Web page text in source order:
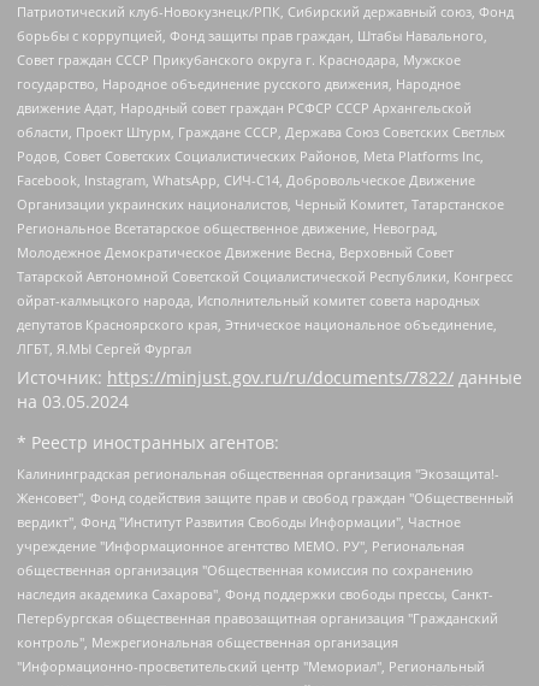
Патриотический клуб-Новокузнецк/РПК, Сибирский державный союз, Фонд
борьбы с коррупцией, Фонд защиты прав граждан, Штабы Навального,
Совет граждан СССР Прикубанского округа г. Краснодара, Мужское
государство, Народное объединение русского движения, Народное
движение Адат, Народный совет граждан РСФСР СССР Архангельской
области, Проект Штурм, Граждане СССР, Держава Союз Советских Светлых
Родов, Совет Советских Социалистических Районов, Meta Platforms Inc,
Facebook, Instagram, WhatsApp, СИЧ-С14, Добровольческое Движение
Организации украинских националистов, Черный Комитет, Татарстанское
Региональное Всетатарское общественное движение, Невоград,
Молодежное Демократическое Движение Весна, Верховный Совет
Татарской Автономной Советской Социалистической Республики, Конгресс
ойрат-калмыцкого народа, Исполнительный комитет совета народных
депутатов Красноярского края, Этническое национальное объединение,
ЛГБТ, Я.МЫ Сергей Фургал
Источник: https://minjust.gov.ru/ru/documents/7822/ данные
на 03.05.2024
* Реестр иностранных агентов:
Калининградская региональная общественная организация "Экозащита!-Женсовет", Фонд содействия защите прав и свобод граждан "Общественный вердикт", Фонд "Институт Развития Свободы Информации", Частное учреждение "Информационное агентство МЕМО. РУ", Региональная общественная организация "Общественная комиссия по сохранению наследия академика Сахарова", Фонд поддержки свободы прессы, Санкт-Петербургская общественная правозащитная организация "Гражданский контроль", Межрегиональная общественная организация "Информационно-просветительский центр "Мемориал", Региональный Фонд "Центр Защиты Прав Средств Массовой Информации", с 05.12.2023 Фонд "Центр Защиты Прав Средств массовой информации", Региональная общественная благотворительная организация помощи беженцам и мигрантам "Гражданское содействие", Негосударственное образовательное учреждение дополнительного профессионального образования (повышение квалификации) специалистов "АКАДЕМИЯ ПО ПРАВАМ ЧЕЛОВЕКА", Свердловская региональная общественная организация "Сутяжник", Автономная некоммерческая организация "Центр независимых социологических исследований", Союз общественных объединений "Российский исследовательский центр по правам человека", Региональное общественное учреждение научно-информационный центр "МЕМОРИАЛ", Некоммерческая организация "Фонд защиты гласности", Автономная некоммерческая организация "Институт прав человека", Городская общественная организация "Екатеринбургское общество "МЕМОРИАЛ", Городская общественная организация "Рязанское историко-просветительское и правозащитное общество "Мемориал" (Рязанский Мемориал), Челябинский региональный орган общественной самодеятельности – женское общественное объединение "Женщины Евразии", Челябинский региональный орган общественной самодеятельности "Уральская правозащитная группа", Фонд содействия защите здоровья и социальной справедливости имени Андрея Рылькова, Автономная Некоммерческая Организация "Аналитический Центр Юрия Левады", Автономная некоммерческая организация социальной поддержки населения "Проект Апрель", Региональная общественная организация помощи женщинам и детям, находящимся в кризисной ситуации "Информационно-методический центр "Анна", Фонд содействия развитию массовых коммуникаций и правовому просвещению "Так-так-Так", Фонд содействия устойчивому развитию "Серебряная тайга", Свердловский региональный общественный фонд социальных проектов "Новое время", "Idel.Реалии", Кавказ.Реалии, Крым.Реалии, Телеканал Настоящее Время, Татаро-башкирская служба Радио Свобода (Azatliq Radiosi), Радио Свободная Европа/Радио Свобода (PCE/PC), "Сибирь.Реалии", "Фактограф", Благотворительный фонд помощи осужденным и их семьям, Автономная некоммерческая организация "Институт глобализации и социальных движений", Фонд "В защиту прав заключенных", Частное учреждение "Центр поддержки и содействия развитию средств массовой информации", Пензенский региональный общественный благотворительный фонд "Гражданский союз", "Север.Реалии", Некоммерческая организация Фонд "Правовая инициатива", Общество с ограниченной ответственностью "Радио Свободная Европа/Радио Свобода", Чешское информационное агентство "MEDIUM-ORIENT", Красноярская региональная общественная организация "Мы против СПИДа", Камалягин Денис Николаевич, Маркелов Сергей Евгеньевич, Пономарев Лев Александрович, Савицкая Людмила Алексеевна, Автономная некоммерческая организация "Центр по работе с проблемой насилия "НАСИЛИЮ.НЕТ", Межрегиональный профессиональный союз работников здравоохранения "Альянс врачей", Юридическое лицо, зарегистрированное в Латвийской Республике, SIA "Medusa Project" (регистрационный номер 40103797863, дата регистрации 10.06.2014), Некоммерческая организация "Фонд по борьбе с коррупцией", Автономная некоммерческая организация "Институт права и публичной политики", Баданин Роман Сергеевич, Гликин Максим Александрович, Железнова Мария Михайловна, Лукьянова Юлия Сергеевна, Маетная Елизавета Витальевна, Маняхин Петр Борисович, Чуракова Ольга Владимировна, Ярош Юлия Петровна, Юридическое лицо "The Insider SIA", зарегистрированное в Риге, Латвийская Республика (дата регистрации 26.06.2015), являющееся администратором доменного имени интернет-издания "The Insider SIA", https://theins.ru, Постернак Алексей Евгеньевич, Рубин Михаил Аркадьевич, Анин Роман Александрович, Юридическое лицо Istories fonds, зарегистрированное в Латвийской Республике (регистрационный номер 50008295751, дата регистрации 24.02.2020), Великовский Дмитрий Александрович, Долинина Ирина Николаевна, Мароховская Алеся Алексеевна, Шлейнов Роман Юрьевич, Шмагун Олеся Валентиновна, Общество с ограниченной ответственностью "Альтаир 2021", Общество с ограниченной ответственностью "Вега 2021", Общество с ограниченной ответственностью "Главный редактор 2021", Общество с ограниченной ответственностью "Ромашки монолит", Важенков Артем Валерьевич, Ивановская областная общественная организация "Центр гендерных исследований", Гурман Юрий Альбертович, Медиапроект "ОВД-Инфо", Егоров Владимир Владимирович, Жилинский Владимир Александрович, Общество с ограниченной ответственностью "ЗП", Иванова София Юрьевна, Карезина Инна Павловна, Кильтау Екатерина Викторовна, Петров Алексей Викторович, Пискунов Сергей Евгеньевич, Смирнов Сергей Сергеевич, Тихонов Михаил Сергеевич, Общество с ограниченной ответственностью "ЖУРНАЛИСТ-ИНОСТРАННЫЙ АГЕНТ", Арапова Галина Юрьевна, Вольтская Татьяна Анатольевна, Американская компания "Mason G.E.S. Anonymous Foundation" (США), являющаяся владельцем интернет-издания https://mnews.world/, Компания "Stichting Bellingcat", зарегистрированная в Нидерландах (дата регистрации 11.07.2018), Захаров Андрей Вячеславович, Клепиковская Екатерина Дмитриевна, Общество с ограниченной ответственностью "МЕМО", Перл Роман Александрович, Симонов Евгений Алексеевич, Соловьева Елена Анатольевна, Сотников Даниил Владимирович, Сурначева Елизавета Дмитриевна, Автономная некоммерческая организация по защите прав человека и информированию населения "Якутия – Наше Мнение", Общество с ограниченной ответственностью "Москоу диджитал медиа", с 26.01.2023 Общество с ограниченной ответственностью "Чайка Белые сады", Ветошкина Валерия Валерьевна, Заговора Максим Александрович, Межрегиональное общественное движение "Российская ЛГБТ - сеть", Оленичев Максим Владимирович, Павлов Иван Юрьевич, Скворцова Елена Сергеевна, Общество с ограниченной ответственностью "Как бы инагент", Кочетков Игорь Викторович, Общество с ограниченной ответственностью "Честные выборы", Еланчик Олег Александрович, Общество с ограниченной ответственностью "Нобелевский призыв", Гималова Регина Эмилевна, Григорьев Андрей Валерьевич, Григорьева Алина Александровна, Ассоциация по содействию защите прав призывников, альтернативнослужащих и военнослужащих "Правозащитная группа "Гражданин.Армия.Право", Хисамова Регина Фаритовна, Автономная некоммерческая организация по реализации социально-правовых программ "Лилит", Дальневосточное общественное движение "Маяк", Санкт-Петербургская ЛГБТ-инициативная группа "Выход", Инициативная группа ЛГБТ+ "Реверс", Алексеев Андрей Викторович, Бекбулатова Таисия Львовна, Беляев Иван Михайлович, Владыкина Елена Сергеевна, Гельман Марат Александрович, Никульшина Вероника Юрьевна, Толоконникова Надежда Андреевна, Шендерович Виктор Анатольевич, Общество с ограниченной ответственностью "Данное сообщение", Общество с ограниченной ответственностью Издательский дом "Новая глава", Айнбиндер Александра Александровна, Московский комьюнити-центр для ЛГБТ+инициатив, Благотворительный фонд развития филантропии, Deutsche Welle (Германия, Kurt-Schumacher-Strasse 3, 53113 Bonn), Борзунова Мария Михайловна, Воробьев Виктор Викторович, Голубева Анна Львовна, Константинова Алла Михайловна, Малкова Ирина Владимировна, Мурадов Мурад Абдулгалимович, Осетинская Елизавета Николаевна, Понасенков Евгений Николаевич, Ганапольский Матвей Юрьевич, Киселев Евгений Алексеевич, Борухович Ирина Григорьевна, Дремин Иван Тимофеевич, Дубровский Дмитрий Викторович, Красноярская региональная общественная организация поддержки и развития альтернативных образовательных технологий и межкультурных коммуникаций "ИНТЕРРА", Маяковская Екатерина Алексеевна, Фейгин Марк Захарович, Филимонов Андрей Викторович, Дзугкоева Регина Николаевна, Доброхотов Роман Александрович, Дудь Юрий Александрович, Елкин Сергей Владимирович, Кругликов Кирилл Игоревич, Сабунаева Мария Леонидовна, Семенов Алексей Владимирович, Шаинян Карен Багратович, Шульман Екатерина Михайловна, Асафьев Артур Валерьевич, Вахштайн Виктор Семенович, Венедиктов Алексей Алексеевич, Лушникова Екатерина Евгеньевна, Волков Леонид Михайлович, Невзоров Александр Глебович, Пархоменко Сергей Борисович, Сироткин Ярослав Николаевич, Кара-Мурза Владимир Владимирович, Баранова Наталья Владимировна, Гозман Леонид Яковлевич, Кагарлицкий Борис Юльевич, Климарев Михаил Валерьевич, Милов Владимир Станиславович, Автономная некоммерческая организация Краснодарский центр современного искусства "Типография", Моргенштерн Алишер Тагирович, Соболь Любовь Эдуардовна, Общество с ограниченной ответственностью "ЛИЗА НОРМ", Каспаров Гарри Кимович, Ходорковский Михаил Борисович, Общество с ограниченной ответственностью "Апрельские тезисы", Данилович Ирина Брониславовна, Кашин Олег Владимирович, Петров Николай Владимирович, Пивоваров Алексей Владимирович, Соколов Михаил Владимирович, Цветкова Юлия Владимировна, Чичваркин Евгений Александрович, Комитет против пыток/Команда против пыток, Общество с ограниченной ответственностью "Первый научный", Общество с ограниченной ответственностью "Вертолет и ко", Белоцерковская Вероника Борисовна, Кац Максим Евгеньевич, Лазарева Татьяна Юрьевна, Шаведдинов Руслан Табризович, Яшин Илья Валерьевич, Общество с ограниченной ответственностью "Иноагент ААВ", Алешковский Дмитрий Петрович, Альбац Евгения Марковна, Быков Дмитрий Львович, Галямина Юлия Евгеньевна, Лойко Сергей Леонидович, Мартынов Кирилл Константинович, Медведев Сергей Александрович, Крашенинников Федор Геннадиевич, Гордеева Катерина Вл